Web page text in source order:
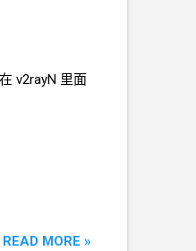
v2rayN 里面
READ MORE »